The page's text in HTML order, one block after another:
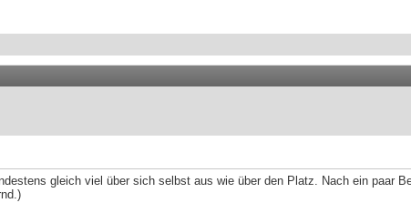
gleich viel über sich selbst aus wie über den Platz. Nach ein paar